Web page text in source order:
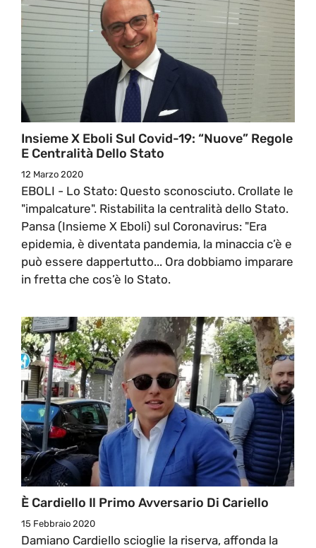
Insieme X Eboli Sul Covid-19: “nuove” Regole
E Centralità Dello Stato
12 Marzo 2020
EBOLI - Lo Stato: Questo sconosciuto. Crollate le
"impalcature". Ristabilita la centralità dello Stato.
Pansa (Insieme X Eboli) sul Coronavirus: "Era
epidemia, è diventata pandemia, la minaccia c’è e
può essere dappertutto... Ora dobbiamo imparare
in fretta che cos’è lo Stato.
È Cardiello Il Primo Avversario Di Cariello
15 Febbraio 2020
Damiano Cardiello scioglie la riserva, affonda la